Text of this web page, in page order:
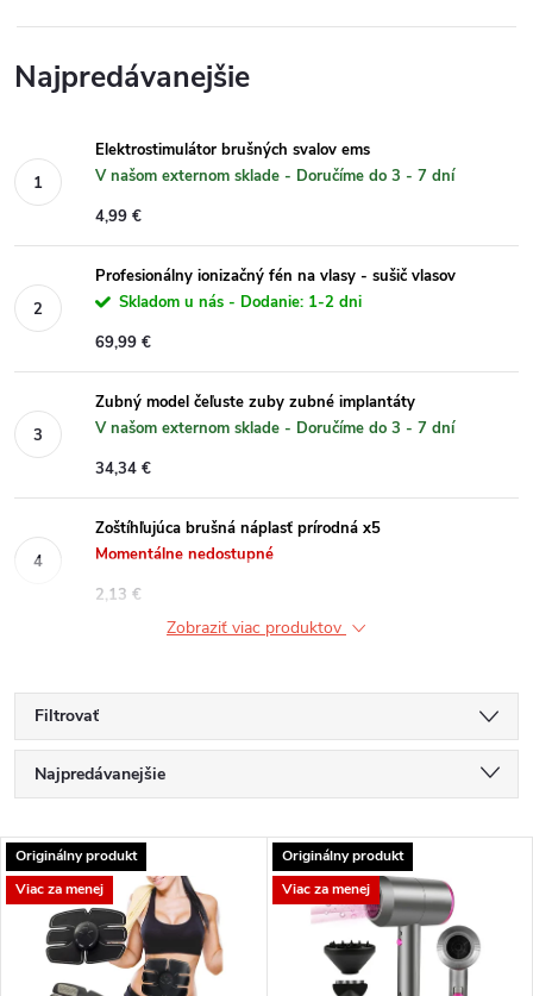
Najpredávanejšie
Elektrostimulátor brušných svalov ems
V našom externom sklade - Doručíme do 3 - 7 dní
4,99 €
Profesionálny ionizačný fén na vlasy - sušič vlasov
Skladom u nás - Dodanie: 1-2 dni
69,99 €
Zubný model čeľuste zuby zubné implantáty
V našom externom sklade - Doručíme do 3 - 7 dní
34,34 €
Zoštíhľujúca brušná náplasť prírodná x5
Momentálne nedostupné
2,13 €
Zobraziť viac produktov
Filtrovať
R
a
d
Najpredávanejšie
Najdrahšie
Abecedne
V
ý
Originálny produkt
Viac za menej
Originálny produkt
Viac za menej